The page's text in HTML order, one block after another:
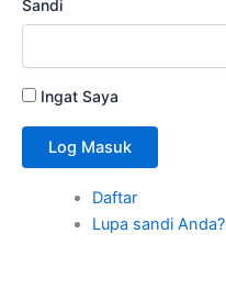
Sandi
Ingat Saya
Log Masuk
Daftar
Lupa sandi Anda?